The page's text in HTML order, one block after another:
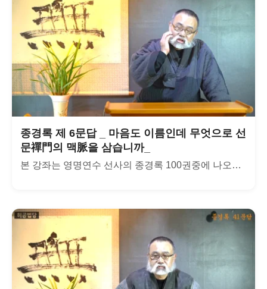
종경록 제 6문답 _ 마음도 이름인데 무엇으로 선
문禪門의 맥脈을 삼습니까_
본 강좌는 영명연수 선사의 종경록 100권중에 나오는 300문...